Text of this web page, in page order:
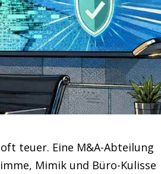
teuer. Eine M&A-Abteilung
Mimik und Büro-Kulisse